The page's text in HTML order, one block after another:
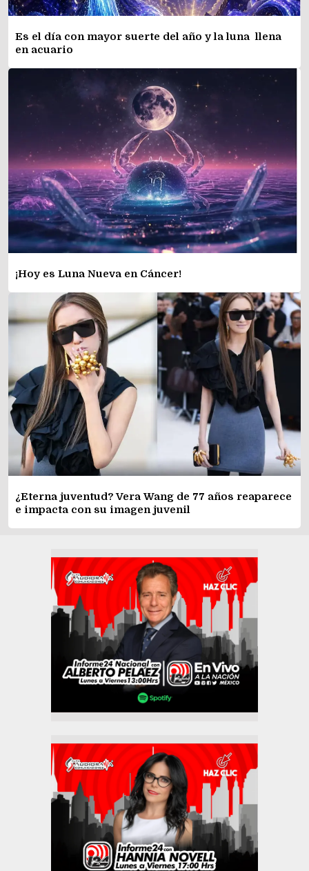
Es el día con mayor suerte del año y la luna llena
en acuario
¡Hoy es Luna Nueva en Cáncer!
¿Eterna juventud? Vera Wang de 77 años reaparece
e impacta con su imagen juvenil